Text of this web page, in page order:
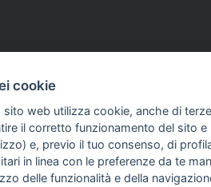
cookie
sito web utilizza cookie, anche di
il corretto funzionamento del sito e
e, previo il tuo consenso, di
in linea con le preferenze da te
delle funzionalità e della